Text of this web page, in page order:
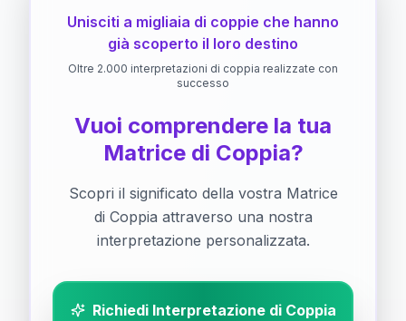
Unisciti a migliaia di coppie che hanno
già scoperto il loro destino
Oltre 2.000 interpretazioni di coppia realizzate con
successo
Vuoi comprendere la tua
Matrice di Coppia?
Scopri il significato della vostra Matrice
di Coppia attraverso una nostra
interpretazione personalizzata.
Richiedi Interpretazione di Coppia